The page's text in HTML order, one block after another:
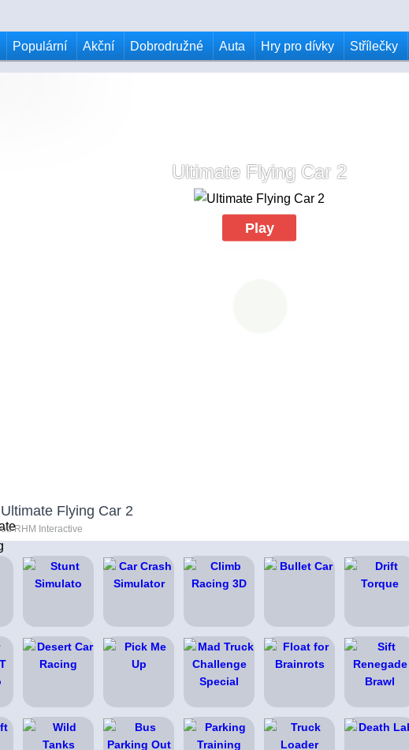
Populární Akční Dobrodružné Auta Hry pro dívky Střílečky
Ultimate Flying Car 2
Play
Ultimate Flying Car 2
od RHM Interactive